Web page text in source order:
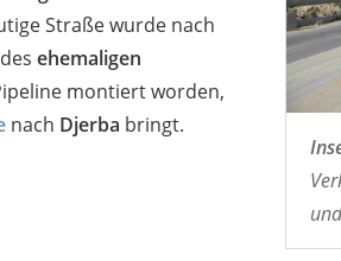
Straße wurde nach
ehemaligen
montiert worden,
nach Djerba bringt.